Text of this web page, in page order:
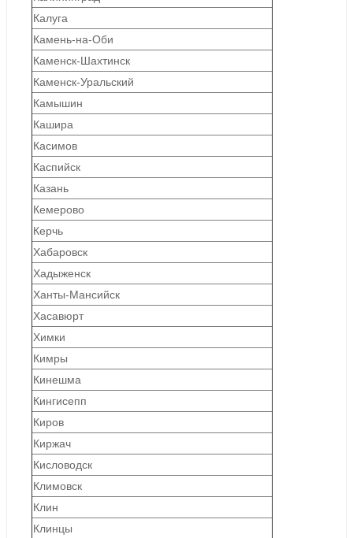
Калуга
Камень-на-Оби
Каменск-Шахтинск
Каменск-Уральский
Камышин
Кашира
Касимов
Каспийск
Казань
Кемерово
Керчь
Хабаровск
Хадыженск
Ханты-Мансийск
Хасавюрт
Химки
Кимры
Кинешма
Кингисепп
Киров
Киржач
Кисловодск
Климовск
Клин
Клинцы